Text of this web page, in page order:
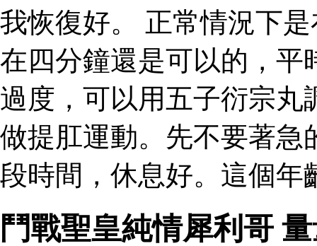
我恢復好。 正常情況下
在四分鐘還是可以的，平
過度，可以用五子衍宗丸
做提肛運動。先不要著急
段時間，休息好。這個年
鬥戰聖皇純情犀利哥